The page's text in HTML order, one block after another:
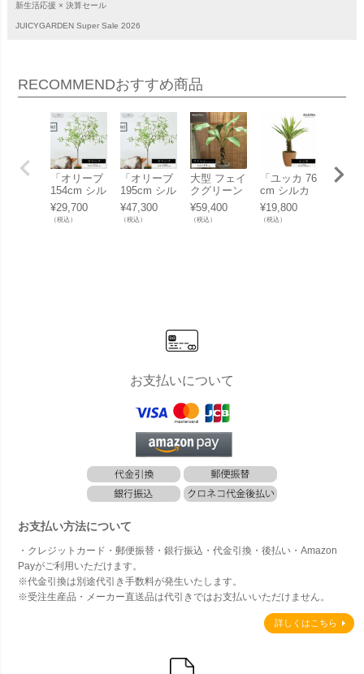
新生活応援 × 決算セール
JUICYGARDEN Super Sale 2026
RECOMMENDおすすめ商品
「オリーブ
154cm シル
カ（Silk-k
a）」
¥29,700
（税込）
「オリーブ
195cm シル
カ（Silk-k
a）」
¥47,300
（税込）
大型 フェイ
クグリーン
「ファーン
（アスプレ
ニウム） 14
¥59,400
（税込）
「ユッカ 76
cm シルカ
（Silk-k
a）」
¥19,800
（税込）
大型
お支払いについて
お支払い方法について
・クレジットカード・郵便振替・銀行振込・代金引換・後払い・Amazon
Payがご利用いただけます。
※代金引換は別途代引き手数料が発生いたします。
※受注生産品・メーカー直送品は代引きではお支払いいただけません。
詳しくはこちら